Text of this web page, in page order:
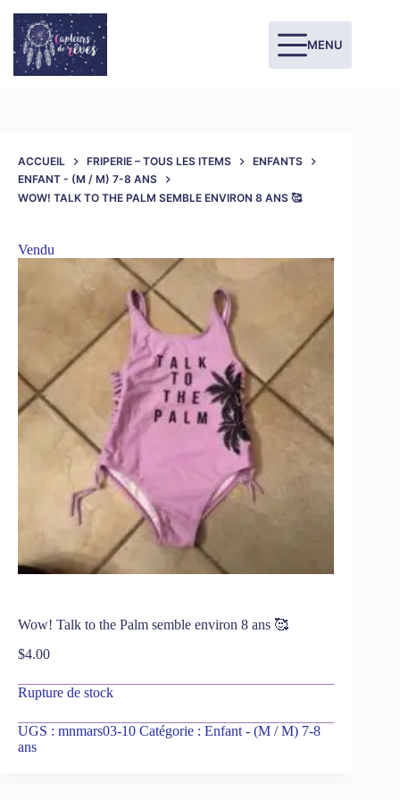
MENU
ACCUEIL FRIPERIE – TOUS LES ITEMS
ENFANTS
ENFANT - (M / M) 7-8 ANS
WOW! TALK TO THE PALM SEMBLE ENVIRON 8 ANS 🥰
Vendu
Wow! Talk to the Palm semble environ 8 ans 🥰
$4.00
Rupture de stock
UGS : mnmars03-10 Catégorie : Enfant - (M / M) 7-8
ans